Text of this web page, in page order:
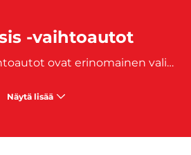
-vaihtoautot
Toyota Avensis -vaihtoautot ovat erinomainen valinta niille, jotka etsivät
Näytä lisää